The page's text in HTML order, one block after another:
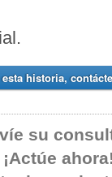
historia,
su
ahora!